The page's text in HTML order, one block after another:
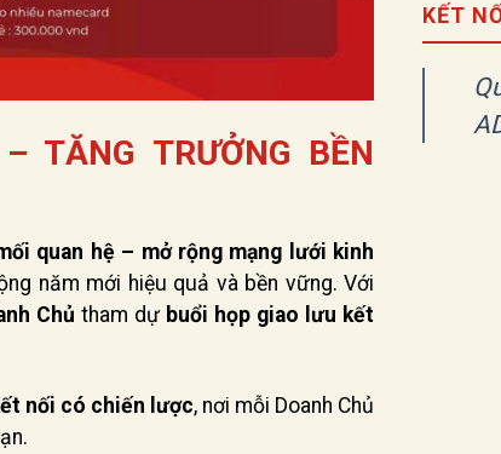
TĂNG TRƯỞNG BỀN
quan hệ – mở rộng mạng lưới kinh
năm mới hiệu quả và bền vững. Với
Chủ tham dự buổi họp giao lưu kết
nối có chiến lược, nơi mỗi Doanh Chủ
KẾT